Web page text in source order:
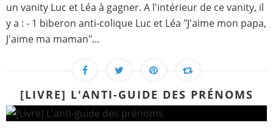
un vanity Luc et Léa à gagner. A l'intérieur de ce vanity, il
y a : - 1 biberon anti-colique Luc et Léa "J'aime mon papa,
J'aime ma maman"...
[LIVRE] L'ANTI-GUIDE DES PRÉNOMS